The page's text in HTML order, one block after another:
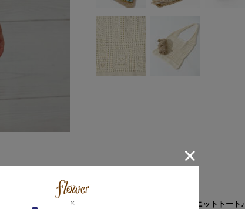
荷物がたっぷり入るクロシェニットトート♪